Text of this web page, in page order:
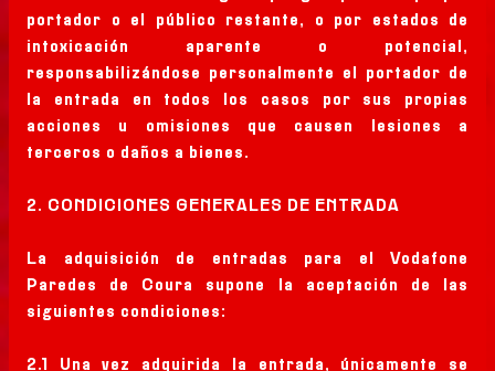
portador o el público restante, o por estados de
intoxicación aparente o potencial,
responsabilizándose personalmente el portador de
la entrada en todos los casos por sus propias
acciones u omisiones que causen lesiones a
terceros o daños a bienes.
2. CONDICIONES GENERALES DE ENTRADA
La adquisición de entradas para el Vodafone
Paredes de Coura supone la aceptación de las
siguientes condiciones:
2.1 Una vez adquirida la entrada, únicamente se